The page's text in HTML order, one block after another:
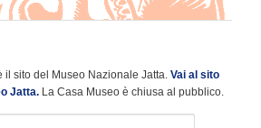
il sito del Museo Nazionale Jatta. Vai al sito
Jatta.La Casa Museo è chiusa al pubblico.